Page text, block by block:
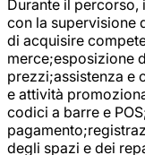
Durante il percorso,
con la supervisione
di acquisire
merce;esposizione
prezzi;assistenza e
e attività
codici a barre e
degli spazi e dei